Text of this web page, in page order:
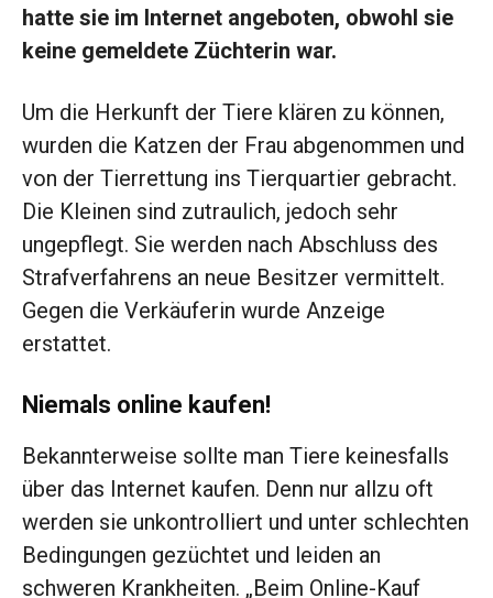
hatte sie im Internet angeboten, obwohl sie
keine gemeldete Züchterin war.
Um die Herkunft der Tiere klären zu können,
wurden die Katzen der Frau abgenommen und
von der Tierrettung ins Tierquartier gebracht.
Die Kleinen sind zutraulich, jedoch sehr
ungepflegt. Sie werden nach Abschluss des
Strafverfahrens an neue Besitzer vermittelt.
Gegen die Verkäuferin wurde Anzeige
erstattet.
Niemals online kaufen!
Bekannterweise sollte man Tiere keinesfalls
über das Internet kaufen. Denn nur allzu oft
werden sie unkontrolliert und unter schlechten
Bedingungen gezüchtet und leiden an
schweren Krankheiten. „Beim Online-Kauf